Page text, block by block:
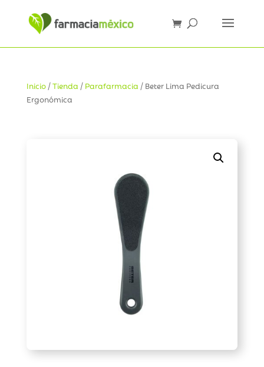
Inicio/Tienda / Parafarmacia / Beter Lima Pedicura
Ergonómica